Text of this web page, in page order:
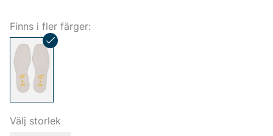
Finns i fler färger:
Välj storlek